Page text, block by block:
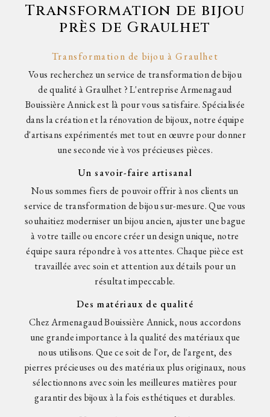
Transformation de bijou
près de Graulhet
Transformation de bijou à Graulhet
Vous recherchez un service de transformation de bijou
de qualité à Graulhet ? L'entreprise Armenagaud
Bouissière Annick est là pour vous satisfaire. Spécialisée
dans la création et la rénovation de bijoux, notre équipe
d'artisans expérimentés met tout en œuvre pour donner
une seconde vie à vos précieuses pièces.
Un savoir-faire artisanal
Nous sommes fiers de pouvoir offrir à nos clients un
service de transformation de bijou sur-mesure. Que vous
souhaitiez moderniser un bijou ancien, ajuster une bague
à votre taille ou encore créer un design unique, notre
équipe saura répondre à vos attentes. Chaque pièce est
travaillée avec soin et attention aux détails pour un
résultat impeccable.
Des matériaux de qualité
Chez Armenagaud Bouissière Annick, nous accordons
une grande importance à la qualité des matériaux que
nous utilisons. Que ce soit de l'or, de l'argent, des
pierres précieuses ou des matériaux plus originaux, nous
sélectionnons avec soin les meilleures matières pour
garantir des bijoux à la fois esthétiques et durables.